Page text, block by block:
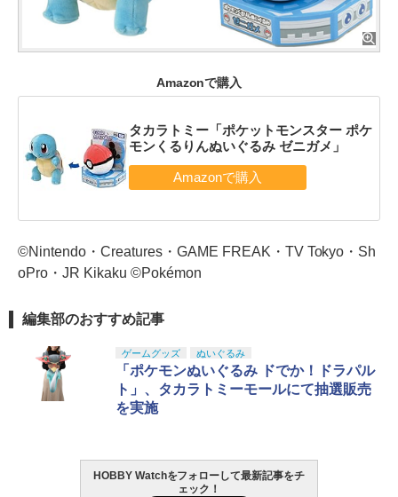
Amazonで購入
タカラトミー「ポケットモンスター ポケ
モンくるりんぬいぐるみ ゼニガメ」
©Nintendo・Creatures・GAME FREAK・TV Tokyo・Sh
oPro・JR Kikaku ©Pokémon
編集部のおすすめ記事
ゲームグッズ ぬいぐるみ
「ポケモンぬいぐるみ ドでか！ドラパル
ト」、タカラトミーモールにて抽選販売
を実施
HOBBY Watchをフォローして最新記事をチ
ェック！